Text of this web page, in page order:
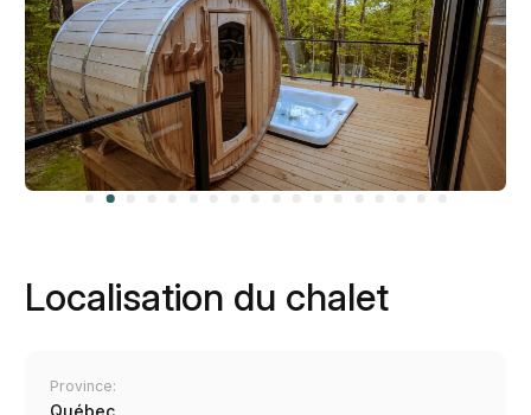
Localisation du chalet
Province: